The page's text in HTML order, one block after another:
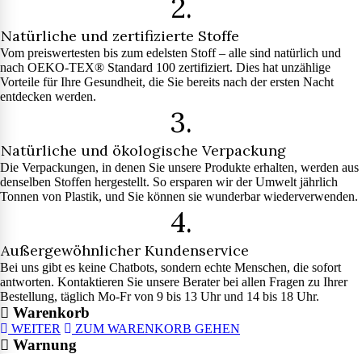
2.
Natürliche und zertifizierte Stoffe
Vom preiswertesten bis zum edelsten Stoff – alle sind natürlich und
nach OEKO-TEX® Standard 100 zertifiziert. Dies hat unzählige
Vorteile für Ihre Gesundheit, die Sie bereits nach der ersten Nacht
entdecken werden.
3.
Natürliche und ökologische Verpackung
Die Verpackungen, in denen Sie unsere Produkte erhalten, werden aus
denselben Stoffen hergestellt. So ersparen wir der Umwelt jährlich
Tonnen von Plastik, und Sie können sie wunderbar wiederverwenden.
4.
Außergewöhnlicher Kundenservice
Bei uns gibt es keine Chatbots, sondern echte Menschen, die sofort
antworten. Kontaktieren Sie unsere Berater bei allen Fragen zu Ihrer
Bestellung, täglich Mo-Fr von 9 bis 13 Uhr und 14 bis 18 Uhr.
Warenkorb
WEITER ZUM WARENKORB GEHEN
Warnung